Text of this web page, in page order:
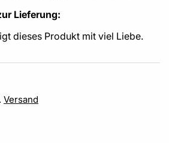
Lieferung:
dieses Produkt mit viel Liebe.
Versand